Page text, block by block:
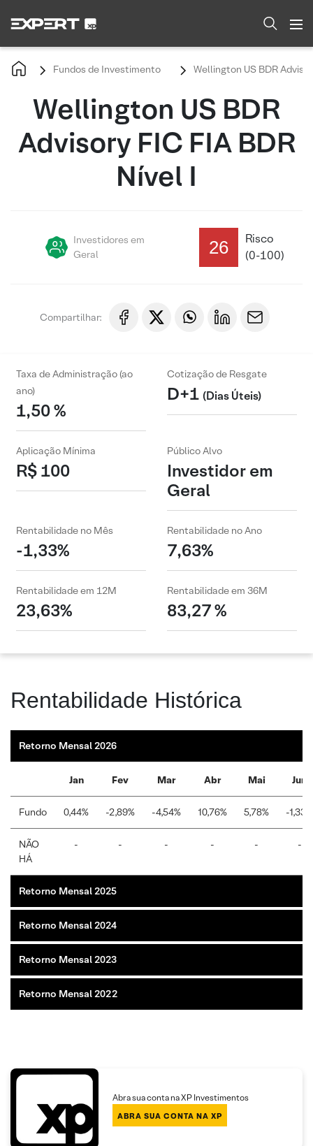
Fundos de Investimento Wellington US BDR
Wellington US BDR
Advisory FIC FIA BDR
Nível I
Investidores em
Geral
26
Risco
(0-100)
Compartilhar:
Taxa de Administração (ao
ano)
1,50 %
Cotização de Resgate
D+1 (Dias Úteis)
Aplicação Mínima
R$ 100
Público Alvo
Investidor em
Geral
Rentabilidade no Mês
-1,33%
Rentabilidade no Ano
7,63%
Rentabilidade em 12M
23,63%
Rentabilidade em 36M
83,27 %
Rentabilidade Histórica
Retorno Mensal 2026
Jan Fev Mar Abr Mai Jun
Fundo 0,44% -2,89% -4,54% 10,76% 5,78% -1,33%
NÃO
HÁ
- - - - - -
Retorno Mensal 2025
Retorno Mensal 2024
Retorno Mensal 2023
Retorno Mensal 2022
Abra sua conta na XP Investimentos
ABRA SUA CONTA NA XP